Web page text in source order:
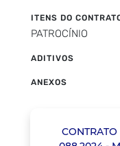
ITENS DO
PATROCÍNIO
ADITIVOS
ANEXOS
CONTRATO